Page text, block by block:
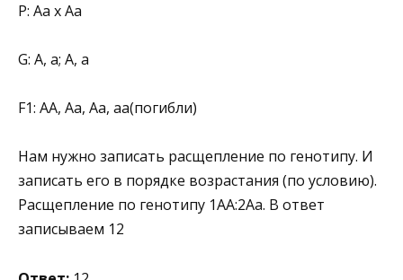
Р: Аа х Аа
G: А, а; А, а
F1: АА, Аа, Аа, аа(погибли)
Нам нужно записать расщепление по генотипу. И
записать его в порядке возрастания (по условию).
Расщепление по генотипу 1АА:2Аа. В ответ
записываем 12